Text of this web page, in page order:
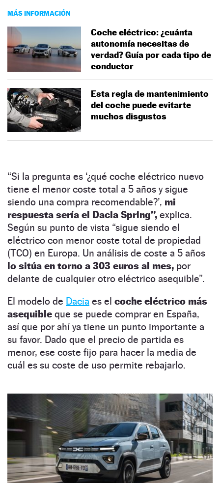
MÁS INFORMACIÓN
Coche eléctrico: ¿cuánta
autonomía necesitas de
verdad? Guía por cada tipo de
conductor
Esta regla de mantenimiento
del coche puede evitarte
muchos disgustos
“Si la pregunta es ‘¿qué coche eléctrico nuevo
tiene el menor coste total a 5 años y sigue
siendo una compra recomendable?’, mi
respuesta sería el Dacia Spring”, explica.
Según su punto de vista “sigue siendo el
eléctrico con menor coste total de propiedad
(TCO) en Europa. Un análisis de coste a 5 años
lo sitúa en torno a 303 euros al mes, por
delante de cualquier otro eléctrico asequible”.
El modelo de Dacia es el coche eléctrico más
asequible que se puede comprar en España,
así que por ahí ya tiene un punto importante a
su favor. Dado que el precio de partida es
menor, ese coste fijo para hacer la media de
cuál es su coste de uso permite rebajarlo.